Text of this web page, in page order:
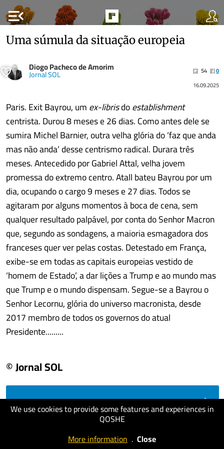
menu_open
We use cookies to provide some features and experiences in
QOSHE
More information . Close
Uma súmula da situação europeia
Diogo Pacheco de Amorim
Jornal SOL 54
0
16.09.2025
Paris. Exit Bayrou, umex-librisdoestablishment
centrista. Durou 8 meses e 26 dias. Como antes dele se
sumira Michel Barnier, outra velha glória do ‘faz que anda
mas não anda’ desse centrismo radical. Durara três
meses. Antecedido por Gabriel Attal, velha jovem
promessa do extremo centro. Atall bateu Bayrou por um
dia, ocupando o cargo 9 meses e 27 dias. Todos se
agitaram por alguns momentos à boca de cena, sem
qualquer resultado palpável, por conta do Senhor Macron
que, segundo as sondagens, a maioria esmagadora dos
franceses quer ver pelas costas. Detestado em França,
exibe-se em todas as capitais europeias vestido de
‘homem de Estado’, a dar lições a Trump e ao mundo mas
que Trump e o mundo dispensam. Segue-se a Bayrou o
Senhor Lecornu, glória do universo macronista, desde
2017 membro de todos os governos do atual
Presidente.........
© Jornal SOL
visit website